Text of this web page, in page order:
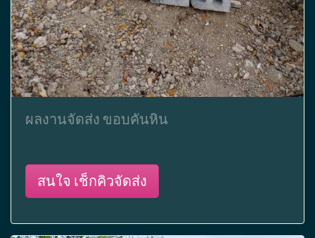
ผลงานจัดส่ง ขอบคันหิน
สนใจ เช็กคิวจัดส่ง